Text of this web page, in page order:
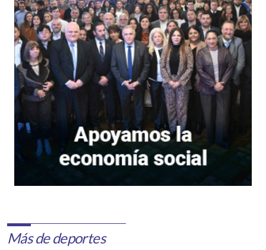
Más de deportes